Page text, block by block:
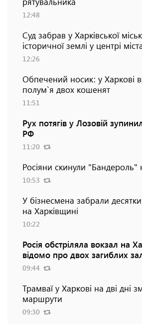
12:48
Суд забрав у Харківської
історичної землі у центрі
12:26
Обпечений носик: у Харкові
полум`я двох кошенят
11:51
Рух потягів у Лозовій
РФ
11:20
Росіяни скинули "Бандероль"
10:53
У бізнесмена забрали десятки
на Харківщині
10:22
Росія обстріляла вокзал на
відомо про двох загиблих
09:44
Трамваї у Харкові на дві дні
маршрути
09:30